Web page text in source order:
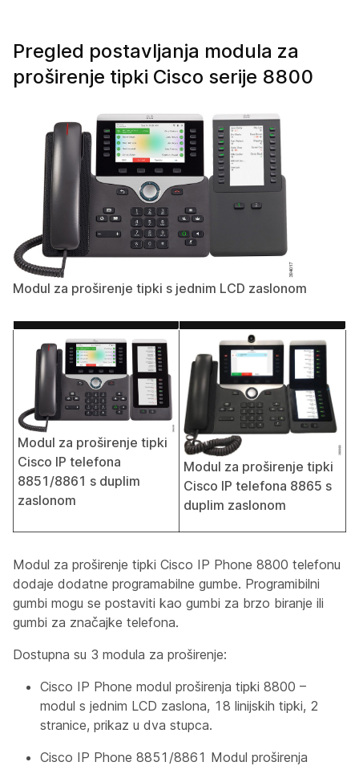
Pregled postavljanja modula za
proširenje tipki Cisco serije 8800
Modul za proširenje tipki s jednim LCD zaslonom
Modul za proširenje tipki
Cisco IP telefona
8851/8861 s duplim
zaslonom
Modul za proširenje tipki
Cisco IP telefona 8865 s
duplim zaslonom
Modul za proširenje tipki Cisco IP Phone 8800 telefonu
dodaje dodatne programabilne gumbe. Programibilni
gumbi mogu se postaviti kao gumbi za brzo biranje ili
gumbi za značajke telefona.
Dostupna su 3 modula za proširenje:
Cisco IP Phone modul proširenja tipki 8800 –
modul s jednim LCD zaslona, 18 linijskih tipki, 2
stranice, prikaz u dva stupca.
Cisco IP Phone 8851/8861 Modul proširenja